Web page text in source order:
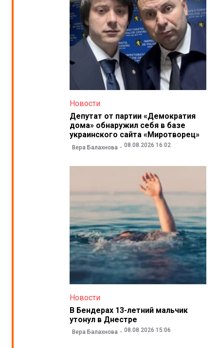
Новости
Депутат от партии «Демократия
дома» обнаружил себя в базе
украинского сайта «Миротворец»
Вера Балахнова 08.08.2026 16:02
Новости
В Бендерах 13-летний мальчик
утонул в Днестре
Вера Балахнова 08.08.2026 15:06